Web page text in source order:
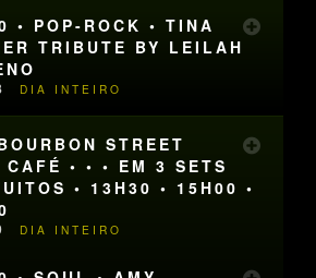
• POP-ROCK • TINA
TRIBUTE BY LEILAH
DIA INTEIRO
STREET
• • • EM 3 SETS
• 13H30 • 15H00 •
DIA INTEIRO